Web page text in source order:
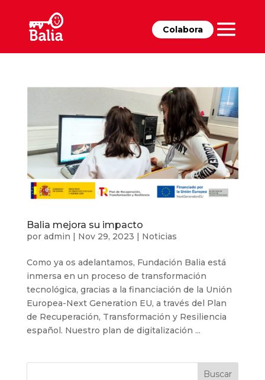
Colabora
Balia mejora su impacto
por admin | Nov 29, 2023 | Noticias
Como ya os adelantamos, Fundación Balia está
inmersa en un proceso de transformación
tecnológica, gracias a la financiación de la Unión
Europea-Next Generation EU, a través del Plan
de Recuperación, Transformación y Resiliencia
español. Nuestro plan de digitalización ...
Buscar